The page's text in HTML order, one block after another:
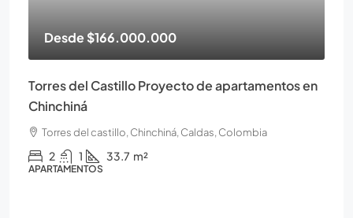
Desde$166.000.000
Torres del Castillo Proyecto de apartamentos en
Chinchiná
Torres del castillo, Chinchiná, Caldas, Colombia
2 1 33.7 m²
APARTAMENTOS